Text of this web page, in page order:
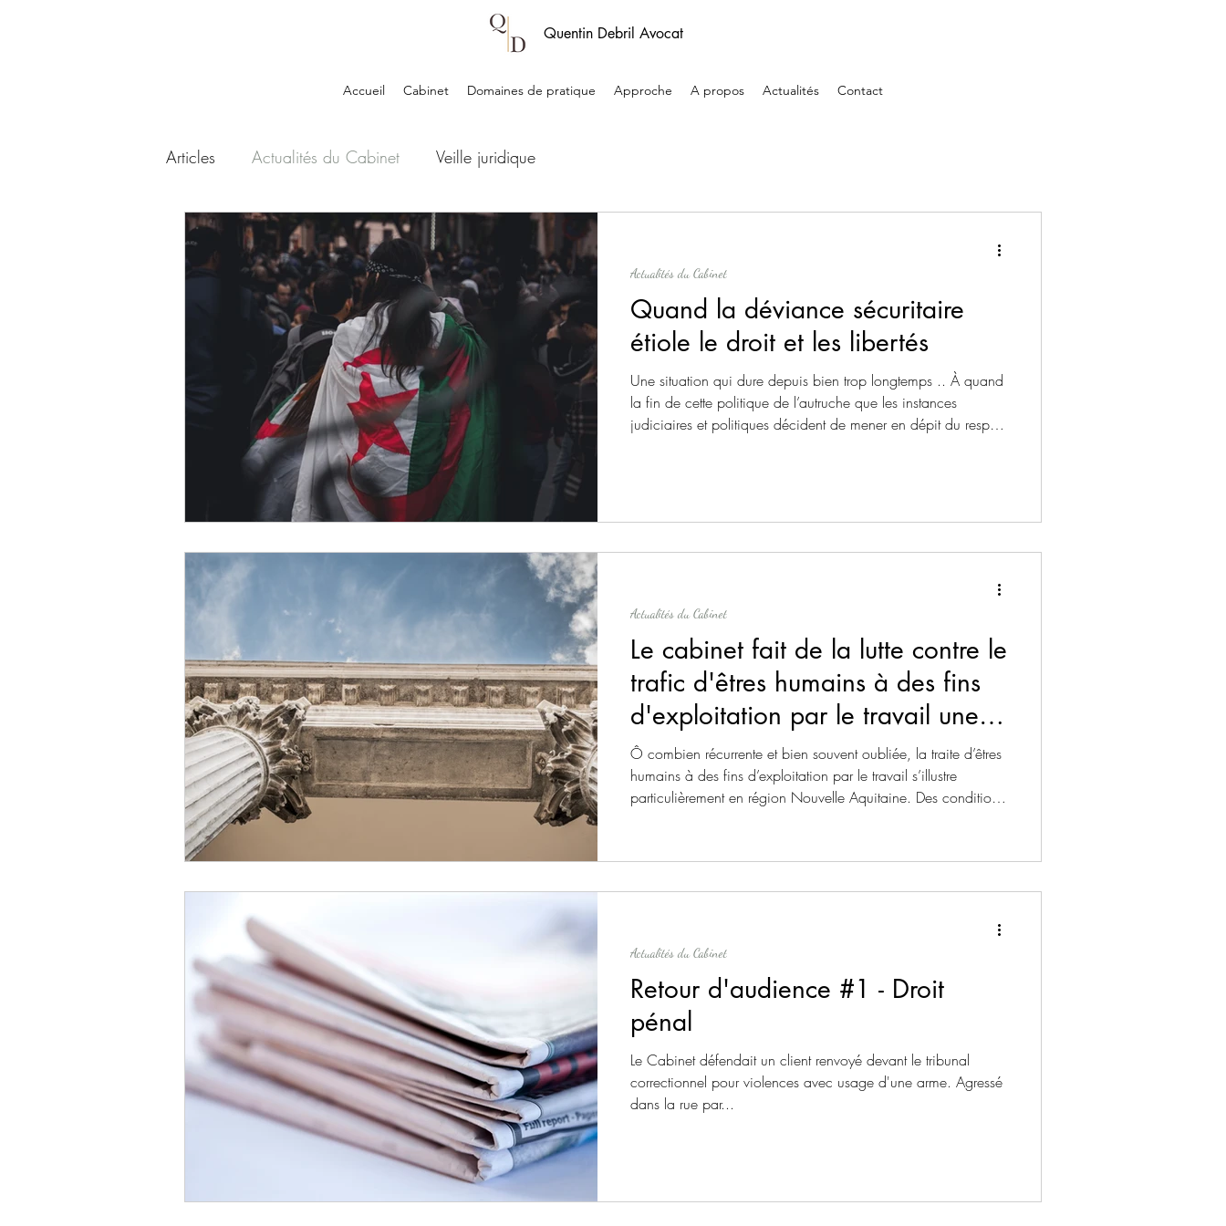
Quentin Debril Avocat
Accueil Cabinet Domaines de pratique Approche A propos Actualités Contact
Articles Actualités du Cabinet Veille juridique
Quand la déviance sécuritaire
étiole le droit et les libertés
Une situation qui dure depuis bien trop longtemps .. À quand
la fin de cette politique de l’autruche que les instances
judiciaires et politiques décident de mener en dépit du respect
Actualités du Cabinet
Le cabinet fait de la lutte contre le
trafic d'êtres humains à des fins
d'exploitation par le travail une
priorité.
Ô combien récurrente et bien souvent oubliée, la traite d’êtres
humains à des fins d’exploitation par le travail s’illustre
particulièrement en région Nouvelle Aquitaine. Des conditions
d’objet à vocation uniquement économique. Un dossier que
Actualités du Cabinet
Retour d'audience #1 - Droit
pénal
Le Cabinet défendait un client renvoyé devant le tribunal
correctionnel pour violences avec usage d'une arme. Agressé
dans la rue par...
Actualités du Cabinet